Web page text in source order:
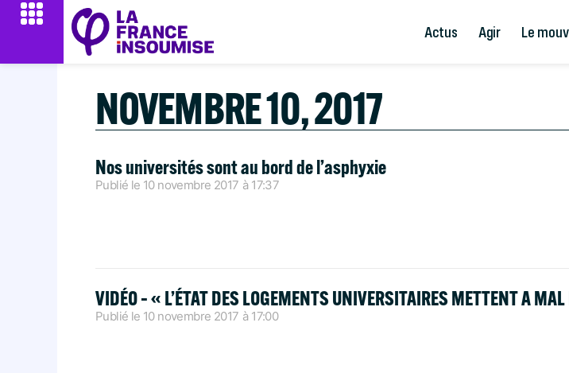
Actus Agir Le
NOVEMBRE 10, 2017
Nos universités sont au bord de l’asphyxie
Publié le 10 novembre 2017 à 17:37
VIDÉO – « L’ÉTAT DES LOGEMENTS UNIVERSITAIRES METTENT A
Publié le 10 novembre 2017 à 17:00